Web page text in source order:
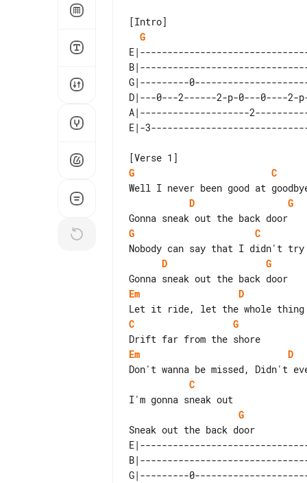
[Intro]
G
G|---------
D|---0---2------2-p-0---
A|--------------------
G
C
D
G
G
C
D
G
Em
D
C
G
Em
D
C
G
G|---------